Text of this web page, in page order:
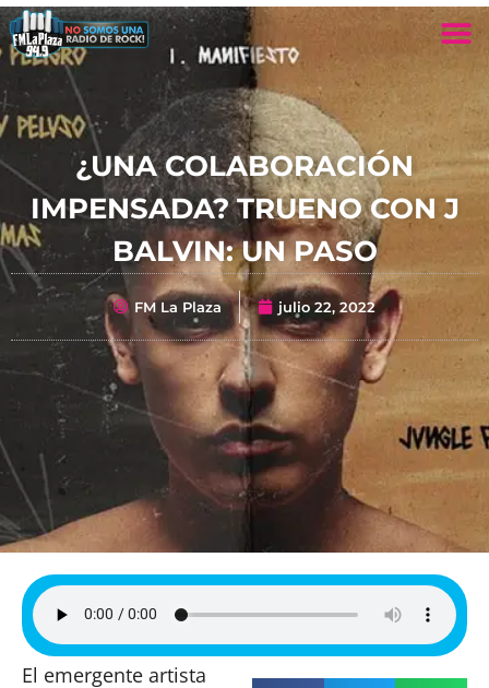
¿UNA COLABORACIÓN
IMPENSADA? TRUENO CON J
BALVIN: UN PASO
FM La Plaza julio 22, 2022
El emergente artista